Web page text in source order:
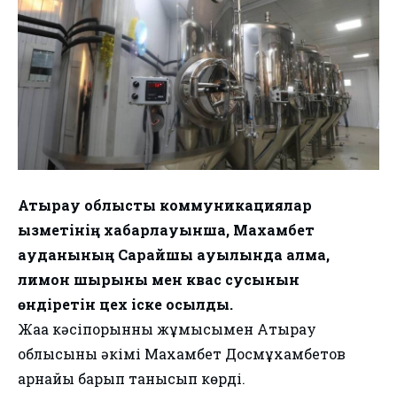
Атырау облыстық коммуникациялар
қызметінің хабарлауынша, Махамбет
ауданының Сарайшық ауылында алма,
лимон шырыны мен квас сусынын
өндіретін цех іске қосылды.
Жаңа кәсіпорынның жұмысымен Атырау
облысының әкімі Махамбет Досмұхамбетов
арнайы барып танысып көрді.⠀